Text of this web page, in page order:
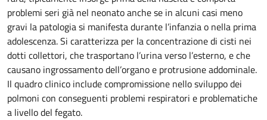
problemi seri già nel neonato anche se in alcuni casi meno
gravi la patologia si manifesta durante l’infanzia o nella prima
adolescenza. Si caratterizza per la concentrazione di cisti nei
dotti collettori, che trasportano l’urina verso l’esterno, e che
causano ingrossamento dell’organo e protrusione addominale.
Il quadro clinico include compromissione nello sviluppo dei
polmoni con conseguenti problemi respiratori e problematiche
a livello del fegato.